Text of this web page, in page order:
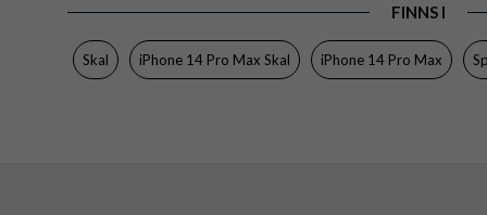
Egenskaper
Färg
Material
FINNS I
Skal iPhone 14 Pro Max Skal iPhone 14 Pro Max